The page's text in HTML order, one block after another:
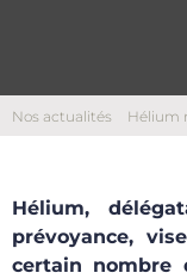
Nos actualités Hélium
Hélium,
prévoyance,
certain nombre